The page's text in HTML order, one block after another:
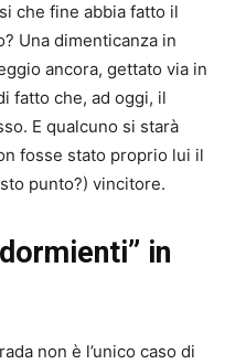
che fine abbia fatto il
Una dimenticanza in
ancora, gettato via in
fatto che, ad oggi, il
E qualcuno si starà
fosse stato proprio lui il
punto?) vincitore.
in
non è l’unico caso di